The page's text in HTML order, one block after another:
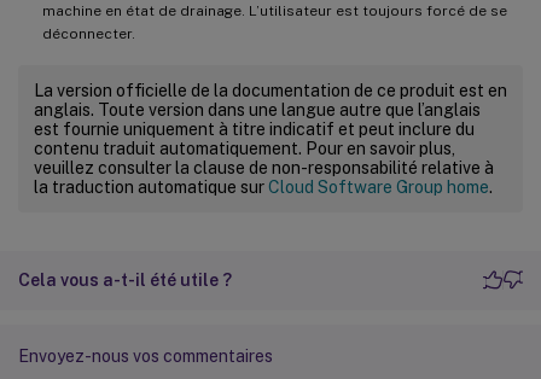
machine en état de drainage. L’utilisateur est toujours forcé de se
déconnecter.
La version officielle de la documentation de ce produit est en
anglais. Toute version dans une langue autre que l’anglais
est fournie uniquement à titre indicatif et peut inclure du
contenu traduit automatiquement. Pour en savoir plus,
veuillez consulter la clause de non-responsabilité relative à
la traduction automatique surCloud Software Group home.
Cela vous a-t-il été utile ?
Envoyez-nous vos commentaires